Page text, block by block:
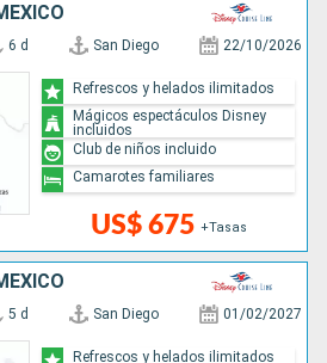
6 d San Diego 22/10/2026
US$ 675 +Tasas
Refrescos y helados ilimitados
Mágicos espectáculos Disney
incluidos
Club de niños incluido
Camarotes familiares
5 d San Diego 01/02/2027
Refrescos y helados ilimitados